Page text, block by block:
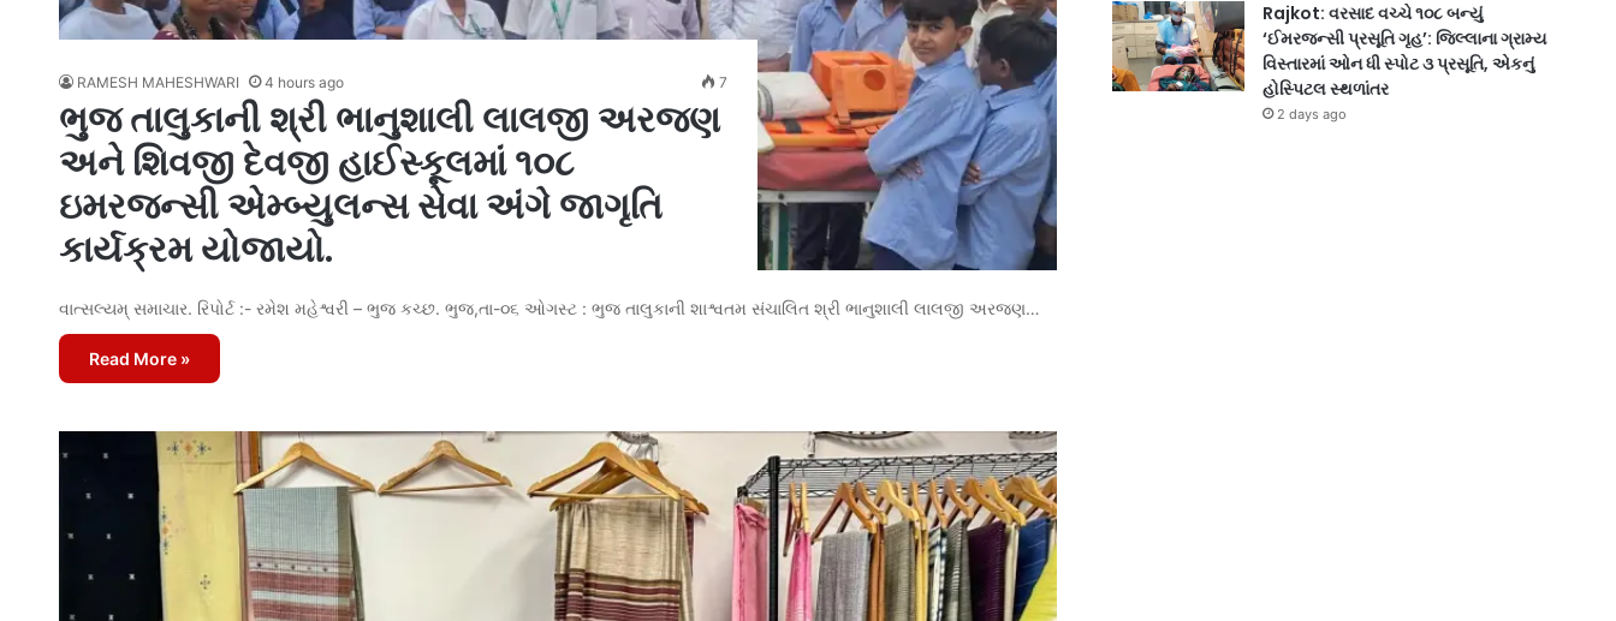
RAMESH MAHESHWARI 4 hours ago 7
ભુજ તાલુકાની શ્રી ભાનુશાલી લાલજી અરજણ
અને શિવજી દેવજી હાઈસ્કૂલમાં ૧૦૮
ઇમરજન્સી એમ્બ્યુલન્સ સેવા અંગે જાગૃતિ
કાર્યક્રમ યોજાયો.
વાત્સલ્યમ્ સમાચાર. રિપોર્ટ :- રમેશ મહેશ્વરી – ભુજ કચ્છ. ભુજ,તા-૦૬ ઓગસ્ટ : ભુજ તાલુકાની શાશ્વતમ સંચાલિત શ્રી ભાનુશાલી લાલજી અરજણ…
Read More »
Rajkot: વરસાદ વચ્ચે ૧૦૮ બન્યું
‘ઈમરજન્સી પ્રસૂતિ ગૃહ’: જિલ્લાના ગ્રામ્ય
વિસ્તારમાં ઓન ધી સ્પોટ ૩ પ્રસૂતિ, એકનું
હોસ્પિટલ સ્થળાંતર
2 days ago